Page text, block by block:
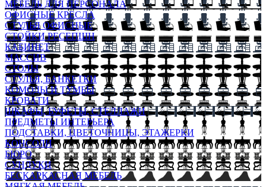
МЕБЕЛЬ ДЛЯ ПЕРСОНАЛА
ОФИСНЫЕ КРЕСЛА
СТУЛЬЯ ОФИСНЫЕ
СТОЙКИ РЕСЕПШН
КАБИНЕТ
МАССИВ
СТОЛЫ
СТУЛЬЯ, БАНКЕТКИ
КОМОДЫ И ТУМБЫ
КРОВАТИ
ШКАФЫ, БУФЕТЫ, СТЕЛЛАЖИ
ПРЕДМЕТЫ ИНТЕРЬЕРА
ПОДСТАВКИ, ЦВЕТОЧНИЦЫ, ЭТАЖЕРКИ
КОНСОЛИ
БЮРО
СУНДУКИ
БЕСКАРКАСНАЯ МЕБЕЛЬ